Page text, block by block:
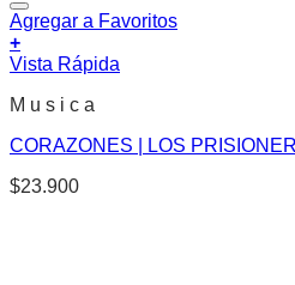
Agregar a Favoritos
+
Vista Rápida
M u s i c a
CORAZONES | LOS
$23.900